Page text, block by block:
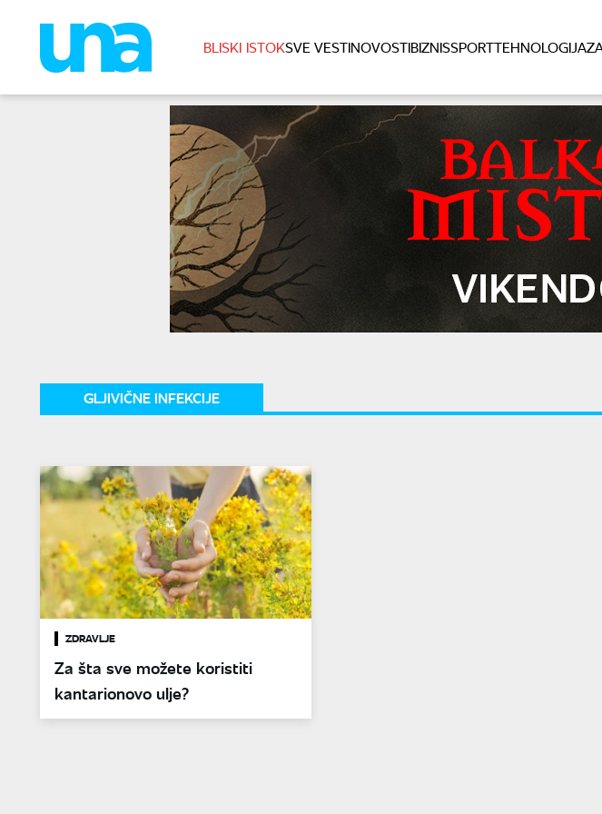
BLISKI ISTOKSVE VESTINOVOSTIBIZNISSPORTTEHNOLOGIJA
GLJIVIČNE INFEKCIJE
ZDRAVLJE
Za šta sve možete koristiti
kantarionovo ulje?